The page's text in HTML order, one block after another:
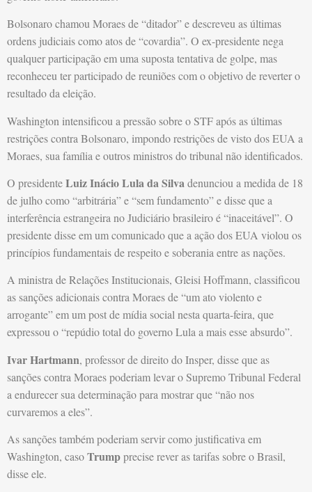
Bolsonaro chamou Moraes de “ditador” e descreveu as últimas
ordens judiciais como atos de “covardia”. O ex-presidente nega
qualquer participação em uma suposta tentativa de golpe, mas
reconheceu ter participado de reuniões com o objetivo de reverter o
resultado da eleição.
Washington intensificou a pressão sobre o STF após as últimas
restrições contra Bolsonaro, impondo restrições de visto dos EUA a
Moraes, sua família e outros ministros do tribunal não identificados.
O presidenteLuiz Inácio Lula da Silvadenunciou a medida de 18
de julho como “arbitrária” e “sem fundamento” e disse que a
interferência estrangeira no Judiciário brasileiro é “inaceitável”. O
presidente disse em um comunicado que a ação dos EUA violou os
princípios fundamentais de respeito e soberania entre as nações.
A ministra de Relações Institucionais, Gleisi Hoffmann, classificou
as sanções adicionais contra Moraes de “um ato violento e
arrogante” em um post de mídia social nesta quarta-feira, que
expressou o “repúdio total do governo Lula a mais esse absurdo”.
Ivar Hartmann, professor de direito do Insper, disse que as
sanções contra Moraes poderiam levar o Supremo Tribunal Federal
a endurecer sua determinação para mostrar que “não nos
curvaremos a eles”.
As sanções também poderiam servir como justificativa em
Washington, casoTrumpprecise rever as tarifas sobre o Brasil,
disse ele.